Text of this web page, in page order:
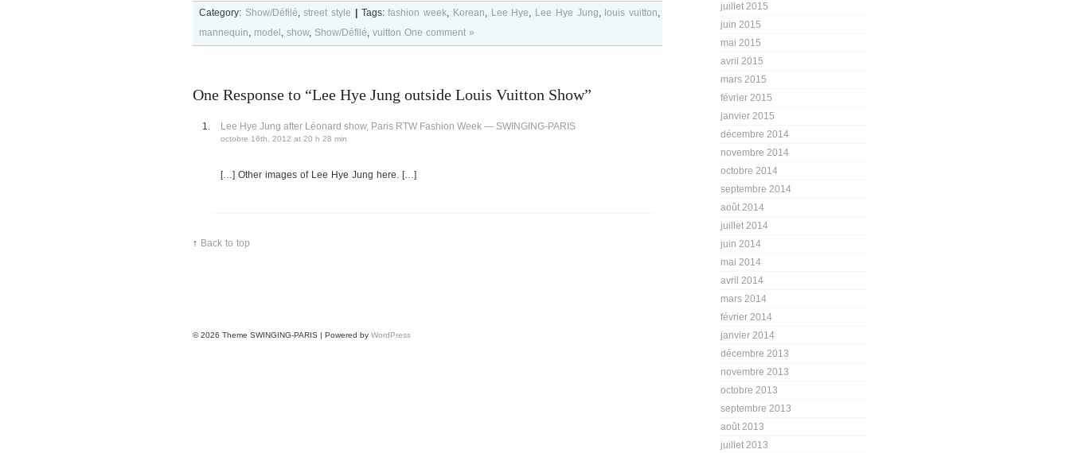
juillet 2015
juin 2015
mai 2015
avril 2015
mars 2015
février 2015
janvier 2015
décembre 2014
novembre 2014
octobre 2014
septembre 2014
août 2014
juillet 2014
juin 2014
mai 2014
avril 2014
mars 2014
février 2014
janvier 2014
décembre 2013
novembre 2013
octobre 2013
septembre 2013
août 2013
juillet 2013
Category: Show/Défilé,street style Tags:fashion week, Korean, Lee Hye, Lee Hye Jung, louis vuitton,
mannequin, model , show, Show/Défilé, vuitton One comment »
One Response to “Lee Hye Jung outside Louis Vuitton Show”
Lee Hye Jung after Léonard show, Paris RTW Fashion Week — SWINGING-PARIS
octobre 16th, 2012 at 20 h 28 min
[…] Other images of Lee Hye Jung here. […]
↑ Back to top
© 2026 Theme SWINGING-PARIS | Powered by WordPress